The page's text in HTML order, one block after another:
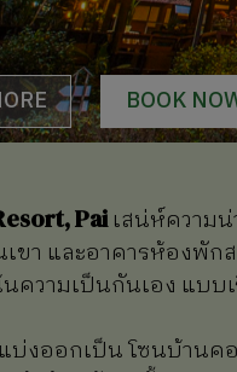
BOOK
Paiเสน่ห์ความ
ขา และอาคารห้องพัก
นความเป็นกันเอง แบ
งออกเป็น โซนบ้านค